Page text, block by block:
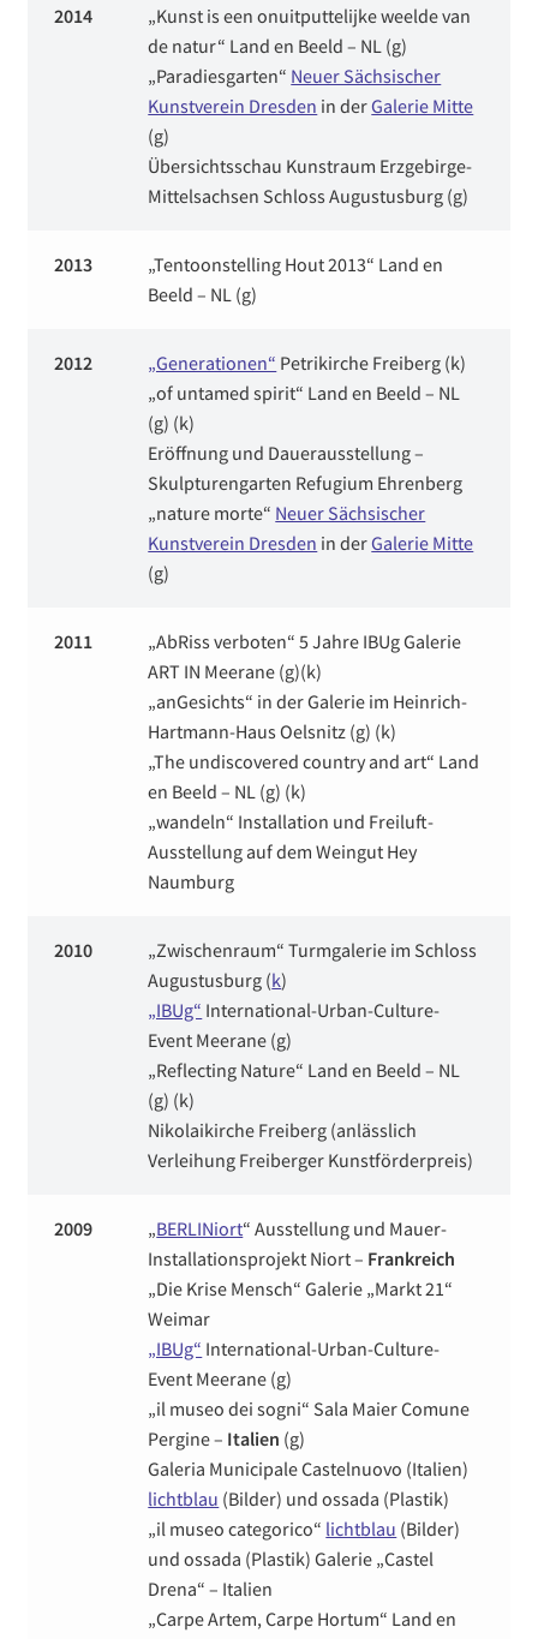
2014
„Kunst is een onuitputtelijke weelde van
de natur“ Land en Beeld – NL (g)
„Paradiesgarten“ Neuer Sächsischer
Kunstverein Dresden in derGalerie Mitte
(g)
Übersichtsschau Kunstraum Erzgebirge-
Mittelsachsen Schloss Augustusburg (g)
2013
„Tentoonstelling Hout 2013“ Land en
Beeld – NL (g)
2012 „Generationen“ Petrikirche Freiberg (k)
„of untamed spirit“ Land en Beeld – NL
(g) (k)
Eröffnung und Dauerausstellung –
Skulpturengarten Refugium Ehrenberg
„nature morte“ Neuer Sächsischer
Kunstverein Dresden in derGalerie Mitte
(g)
2011
„AbRiss verboten“ 5 Jahre IBUg Galerie
ART IN Meerane (g)(k)
„anGesichts“ in der Galerie im Heinrich-
Hartmann-Haus Oelsnitz (g) (k)
„The undiscovered country and art“ Land
en Beeld – NL (g) (k)
„wandeln“ Installation und Freiluft-
Ausstellung auf dem Weingut Hey
Naumburg
2010
„Zwischenraum“ Turmgalerie im Schloss
Augustusburg (k)
„IBUg“ International-Urban-Culture-
Event Meerane (g)
„Reflecting Nature“ Land en Beeld – NL
(g) (k)
Nikolaikirche Freiberg (anlässlich
Verleihung Freiberger Kunstförderpreis)
2009 „BERLINiort“ Ausstellung und Mauer-
Installationsprojekt Niort – Frankreich
„Die Krise Mensch“ Galerie „Markt 21“
Weimar
„IBUg“ International-Urban-Culture-
Event Meerane (g)
„il museo dei sogni“ Sala Maier Comune
Pergine – Italien (g)
Galeria Municipale Castelnuovo (Italien)
lichtblau (Bilder) und ossada (Plastik)
„il museo categorico“ lichtblau (Bilder)
und ossada (Plastik) Galerie „Castel
Drena“ – Italien
„Carpe Artem, Carpe Hortum“ Land en